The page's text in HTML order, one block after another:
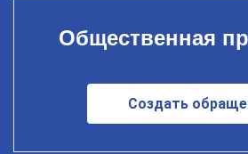
Общественная
Создать